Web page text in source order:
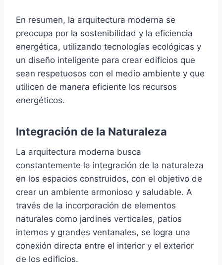
En resumen, la arquitectura moderna se
preocupa por la sostenibilidad y la eficiencia
energética, utilizando tecnologías ecológicas y
un diseño inteligente para crear edificios que
sean respetuosos con el medio ambiente y que
utilicen de manera eficiente los recursos
energéticos.
Integración de la Naturaleza
La arquitectura moderna busca
constantemente la integración de la naturaleza
en los espacios construidos, con el objetivo de
crear un ambiente armonioso y saludable. A
través de la incorporación de elementos
naturales como jardines verticales, patios
internos y grandes ventanales, se logra una
conexión directa entre el interior y el exterior
de los edificios.